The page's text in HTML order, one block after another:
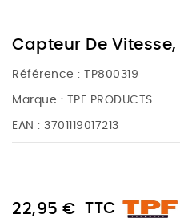
Capteur De
Référence : TP800319
Marque : TPF PRODUCTS
EAN : 3701119017213
22,95 € TTC